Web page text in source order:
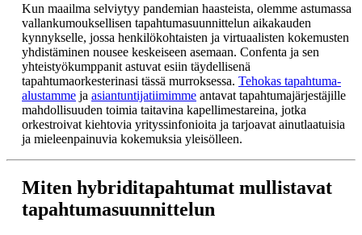
Kun maailma selviytyy pandemian haasteista, olemme astumassa
vallankumouksellisen tapahtumasuunnittelun aikakauden
kynnykselle, jossa henkilökohtaisten ja virtuaalisten kokemusten
yhdistäminen nousee keskeiseen asemaan. Confenta ja sen
yhteistyökumppanit astuvat esiin täydellisenä
tapahtumaorkesterinasi tässä murroksessa. Tehokas tapahtuma-
alustamme ja asiantuntijatiimimme antavat tapahtumajärjestäjille
mahdollisuuden toimia taitavina kapellimestareina, jotka
orkestroivat kiehtovia yrityssinfonioita ja tarjoavat ainutlaatuisia
ja mieleenpainuvia kokemuksia yleisölleen.
Miten hybriditapahtumat mullistavat
tapahtumasuunnittelun